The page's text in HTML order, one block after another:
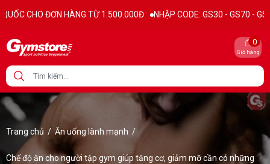
HÀNG TỪ 1.500.000Đ NHẬP CODE: GS30 - GS70 - GS100 giảm trực
Giỏ hàng
0
Trang chủ / Ăn uống lành mạnh /
Chế độ ăn cho người tập gym giúp tăng cơ, giảm mỡ cần có những